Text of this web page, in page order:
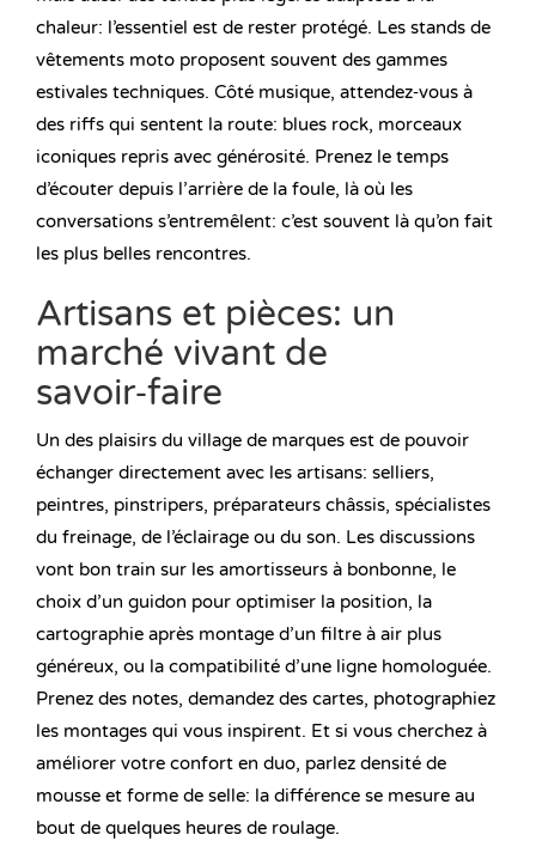
chaleur: l’essentiel est de rester protégé. Les stands de
vêtements moto proposent souvent des gammes
estivales techniques. Côté musique, attendez‑vous à
des riffs qui sentent la route: blues rock, morceaux
iconiques repris avec générosité. Prenez le temps
d’écouter depuis l’arrière de la foule, là où les
conversations s’entremêlent: c’est souvent là qu’on fait
les plus belles rencontres.
Artisans et pièces: un
marché vivant de
savoir‑faire
Un des plaisirs du village de marques est de pouvoir
échanger directement avec les artisans: selliers,
peintres, pinstripers, préparateurs châssis, spécialistes
du freinage, de l’éclairage ou du son. Les discussions
vont bon train sur les amortisseurs à bonbonne, le
choix d’un guidon pour optimiser la position, la
cartographie après montage d’un filtre à air plus
généreux, ou la compatibilité d’une ligne homologuée.
Prenez des notes, demandez des cartes, photographiez
les montages qui vous inspirent. Et si vous cherchez à
améliorer votre confort en duo, parlez densité de
mousse et forme de selle: la différence se mesure au
bout de quelques heures de roulage.